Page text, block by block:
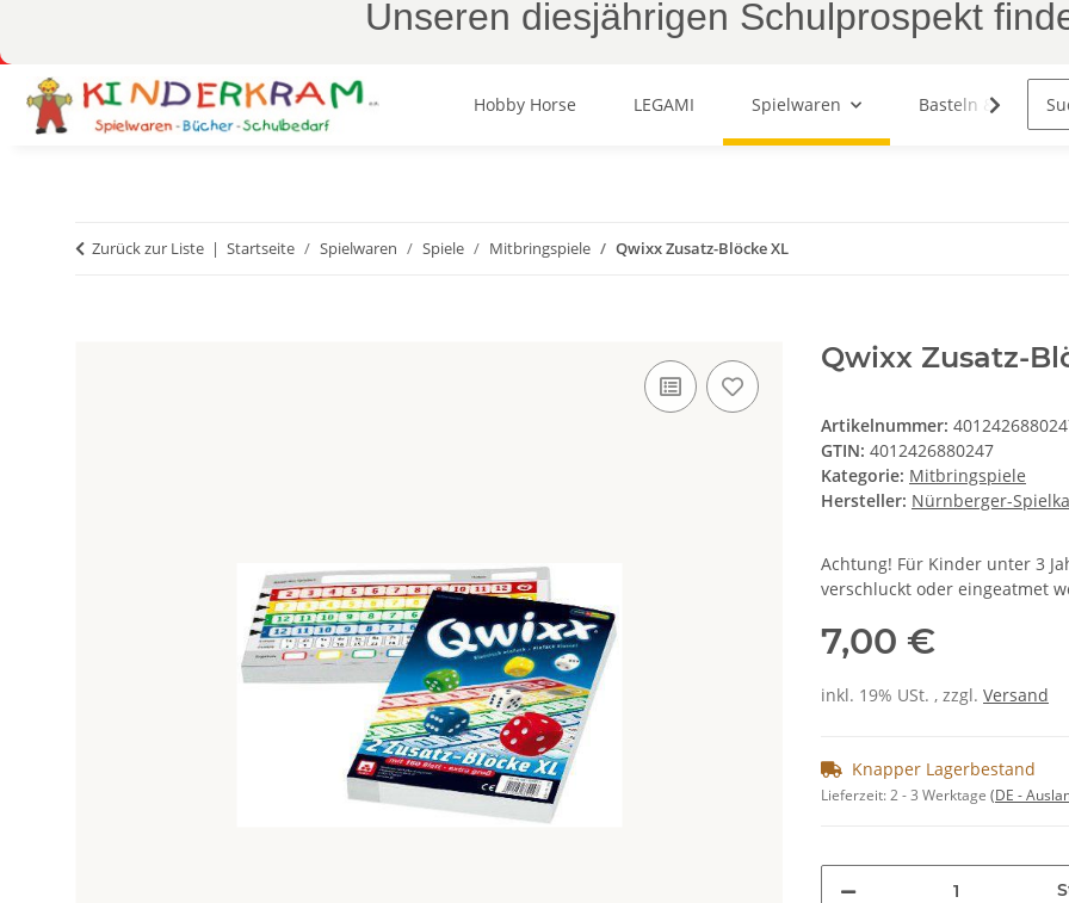
Unseren diesjährigen Schulprospekt
Hobby Horse LEGAMI Spielwaren Basteln & Malen
Zurück zur Liste Startseite Spielwaren Spiele Mitbringspiele Qwixx Zusatz-Blöcke XL
Qwixx Zusatz-
Artikelnummer:
GTIN: 4012426880247
Kategorie: Mitbringspiele
Hersteller: Nürnberger-
Achtung! Für Kinder unter 3
verschluckt oder eingeatmet
7,00 €
inkl. 19% USt. , zzgl. Versand
Knapper Lagerbestand
Lieferzeit:2 - 3 Werktage (DE -